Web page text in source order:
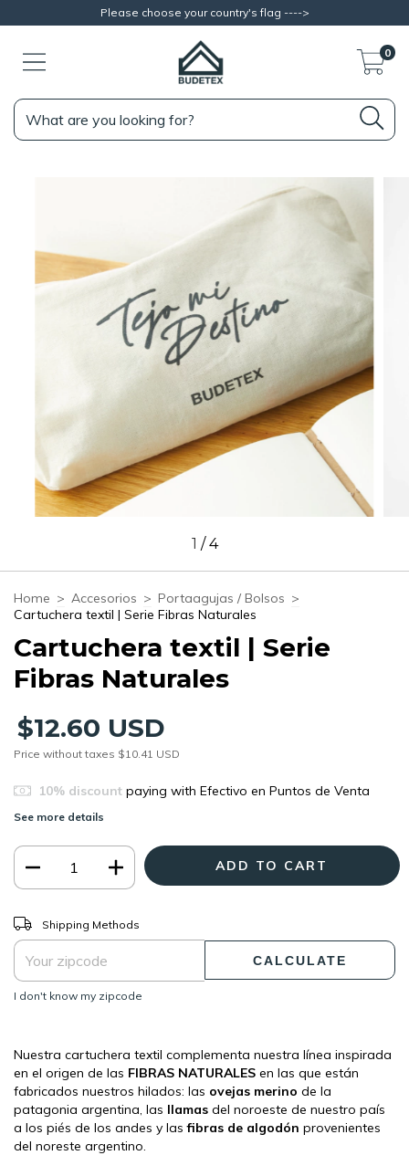
Please choose your country's flag ---->
0
1 /4
Home > Accesorios > Portaagujas / Bolsos >
Cartuchera textil | Serie Fibras Naturales
Cartuchera textil | Serie
Fibras Naturales
$12.60 USD
Price without taxes $10.41 USD
10% discountpaying with Efectivo en Puntos de Venta
See more details
Shipping for zipcode:
Shipping Methods
CALCULATE
I don't know my zipcode
Nuestra cartuchera textil complementa nuestra línea inspirada
en el origen de las FIBRAS NATURALES en las que están
fabricados nuestros hilados: las ovejas merino de la
patagonia argentina, las llamas del noroeste de nuestro país
a los piés de los andes y las fibras de algodón provenientes
del noreste argentino.